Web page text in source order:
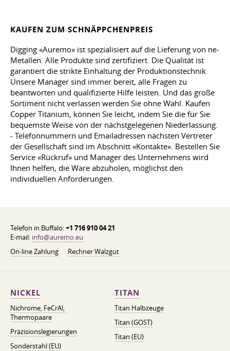
KAUFEN ZUM SCHNÄPPCHENPREIS
Digging «Auremo» ist spezialisiert auf die Lieferung von ne-
Metallen. Alle Produkte sind zertifiziert. Die Qualität ist
garantiert die strikte Einhaltung der Produktionstechnik.
Unsere Manager sind immer bereit, alle Fragen zu
beantworten und qualifizierte Hilfe leisten. Und das große
Sortiment nicht verlassen werden Sie ohne Wahl. Kaufen
Copper Titanium, können Sie leicht, indem Sie die für Sie
bequemste Weise von der nächstgelegenen Niederlassung.
- Telefonnummern und Emailadressen nächsten Vertreter
der Gesellschaft sind im Abschnitt «Kontakte». Bestellen Sie
Service «Rückruf» und Manager des Unternehmens wird
Ihnen helfen, die Ware abzuholen, möglichst den
individuellen Anforderungen.
Telefon in Buffalo:+1 716 910 04 21
E-mail: info@auremo.eu
On-line Zahlung
Rechner Walzgut
NICKEL
Nichrome, FeСrAl, ​​
Thermopaare
Präzisionslegierungen
Sonderstahl (EU)
TITAN
Titan Halbzeuge
Titan (GOST)
Titan (EU)